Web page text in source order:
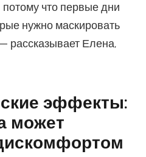
что первые дни
нужно маскировать
рассказывает Елена,
эффекты:
может